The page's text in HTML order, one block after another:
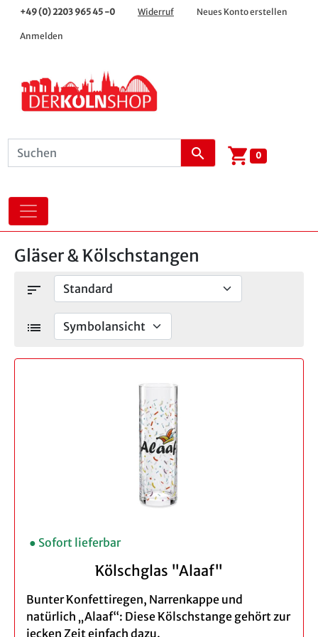
+49 (0) 2203 965 45 -0 Widerruf Neues Konto erstellen
Anmelden
search shopping_cart 0
Gläser & Kölschstangen
sort
list
● Sofort lieferbar
Kölschglas "Alaaf"
Bunter Konfettiregen, Narrenkappe und
natürlich „Alaaf“: Diese Kölschstange gehört zur
jecken Zeit einfach dazu.